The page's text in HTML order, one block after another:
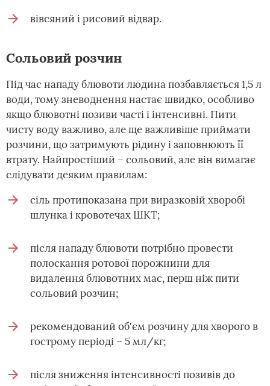
вівсяний і рисовий відвар.
Сольовий розчин
Під час нападу блювоти людина позбавляється 1,5 л
води, тому зневоднення настає швидко, особливо
якщо блювотні позиви часті і інтенсивні. Пити
чисту воду важливо, але ще важливіше приймати
розчини, що затримують рідину і заповнюють її
втрату. Найпростіший – сольовий, але він вимагає
слідувати деяким правилам:
сіль протипоказана при виразковій хворобі
шлунка і кровотечах ШКТ;
після нападу блювоти потрібно провести
полоскання ротової порожнини для
видалення блювотних мас, перш ніж пити
сольовий розчин;
рекомендований об'єм розчину для хворого в
гострому періоді – 5 мл/кг;
після зниження інтенсивності позивів до